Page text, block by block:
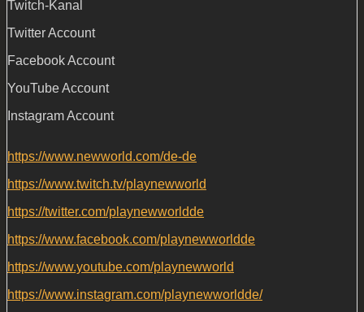
Twitch-Kanal
Twitter Account
Facebook Account
YouTube Account
Instagram Account
https://www.newworld.com/de-de
https://www.twitch.tv/playnewworld
https://twitter.com/playnewworldde
https://www.facebook.com/playnewworldde
https://www.youtube.com/playnewworld
https://www.instagram.com/playnewworldde/